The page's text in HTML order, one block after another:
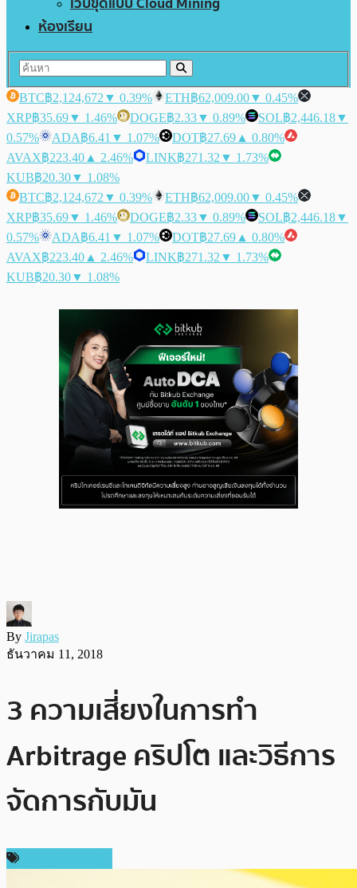
ห้องเรียน
BTC฿2,124,672 ▼ 0.39% ETH฿62,009.00▼ 0.45%
XRP฿35.69▼ 1.46% DOGE฿2.33▼ 0.89% SOL฿2,446.18▼
0.57%
ADA฿6.41 ▼ 1.07% DOT฿27.69 ▲ 0.80%
AVAX฿223.40 ▲ 2.46% LINK฿271.32 ▼ 1.73%
KUB฿20.30▼ 1.08%
BTC฿2,124,672 ▼ 0.39% ETH฿62,009.00▼ 0.45%
XRP฿35.69▼ 1.46% DOGE฿2.33▼ 0.89% SOL฿2,446.18▼
0.57%
ADA฿6.41 ▼ 1.07% DOT฿27.69 ▲ 0.80%
AVAX฿223.40 ▲ 2.46% LINK฿271.32 ▼ 1.73%
KUB฿20.30▼ 1.08%
By Jirapas
ธันวาคม 11, 2018
3 ความเสี่ยงในการทำ
Arbitrage คริปโต และวิธีการ
จัดการกับมัน